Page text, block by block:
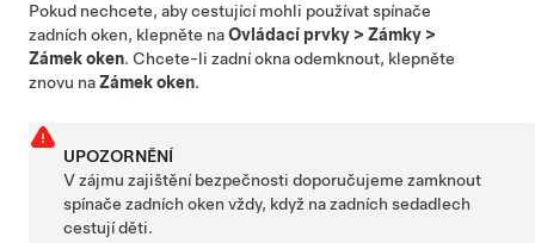
Pokud nechcete, aby cestující mohli používat spínače
zadních oken, klepněte naOvládací prvky > Zámky >
Zámek oken. Chcete-li zadní okna odemknout, klepněte
znovu naZámek oken.
UPOZORNĚNÍ
V zájmu zajištění bezpečnosti doporučujeme zamknout
spínače zadních oken vždy, když na zadních sedadlech
cestují děti.